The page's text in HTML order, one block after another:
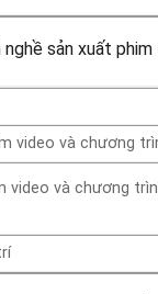
nghề sản xuất
video và chương
video và chương